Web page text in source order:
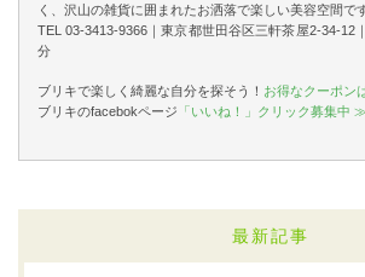
く、沢山の雑貨に囲まれたお洒落で楽しい美容空間で
TEL 03-3413-9366｜東京都世田谷区三軒茶屋2-34-12
分
ブリキで楽しく綺麗な自分を探そう！ お得なクーポン
ブリキのfacebokページ 「いいね！」クリック募集中 ≫
最新記事